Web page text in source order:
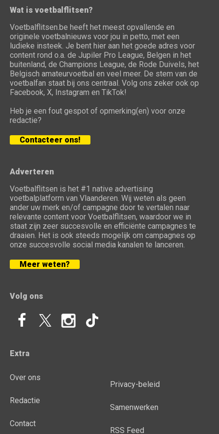
Wat is voetbalflitsen?
Voetbalflitsen.be heeft het meest opvallende en
originele voetbalnieuws voor jou in petto, met een
ludieke insteek. Je bent hier aan het goede adres voor
content rond o.a. de Jupiler Pro League, Belgen in het
buitenland, de Champions League, de Rode Duivels, het
Belgisch amateurvoetbal en veel meer. De stem van de
voetbalfan staat bij ons centraal. Volg ons zeker ook op
Facebook, X, Instagram en TikTok!
Heb je een fout gespot of opmerking(en) voor onze
redactie?
Contacteer ons!
Adverteren
Voetbalflitsen is het #1 native advertising
voetbalplatform van Vlaanderen. Wij weten als geen
ander uw merk en/of campagne door te vertalen naar
relevante content voor Voetbalflitsen, waardoor we in
staat zijn zeer succesvolle en efficiënte campagnes te
draaien. Het is ook steeds mogelijk om campagnes op
onze succesvolle social media kanalen te lanceren.
Meer weten?
Volg ons
Extra
Over ons
Redactie
Contact
Privacy-beleid
Samenwerken
RSS Feed